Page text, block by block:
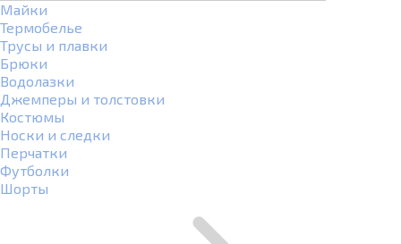
Майки
Термобелье
Трусы и плавки
Брюки
Водолазки
Джемперы и толстовки
Костюмы
Носки и следки
Перчатки
Футболки
Шорты